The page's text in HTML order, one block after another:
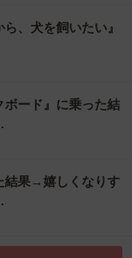
、犬を飼いたい』
ボード』に乗った結
結果→嬉しくなりす